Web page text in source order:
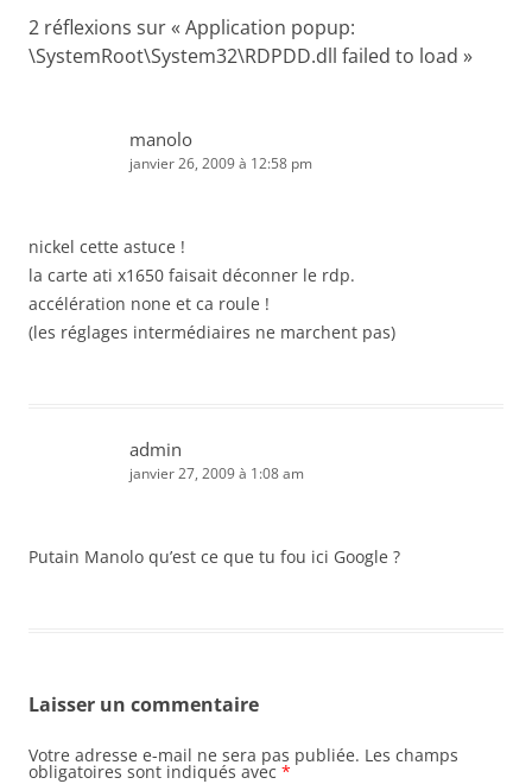
2 réflexions sur « Application popup:
\SystemRoot\System32\RDPDD.dll failed to load »
manolo
janvier 26, 2009 à 12:58 pm
nickel cette astuce !
la carte ati x1650 faisait déconner le rdp.
accélération none et ca roule !
(les réglages intermédiaires ne marchent pas)
admin
janvier 27, 2009 à 1:08 am
Putain Manolo qu’est ce que tu fou ici Google ?
Laisser un commentaire
Votre adresse e-mail ne sera pas publiée. Les champs
obligatoires sont indiqués avec *